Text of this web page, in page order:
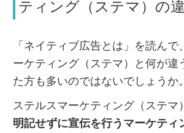
ティング（ステマ）の
「ネイティブ広告とは」を読んで
ーケティング（ステマ）と何が違
た方も多いのではないでしょうか。
ステルスマーケティング（ステマ
明記せずに宣伝を行うマーケティ